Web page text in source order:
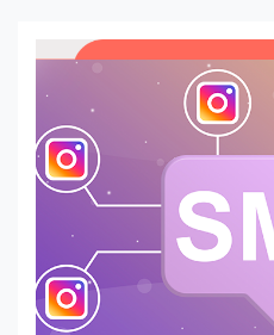
репродуктивне
Гінекологічна клініка
жінкам Одеси повний
на високому
регулярно відвідувати
— ключ до […]